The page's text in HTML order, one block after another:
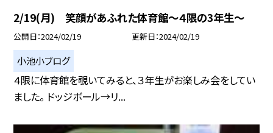
2/19(月) 笑顔があふれた体育館〜４限の3年生〜
公開日 2024/02/19 更新日 2024/02/19
小池小ブログ
４限に体育館を覗いてみると、３年生がお楽しみ会をしてい
ました。 ドッジボール→リ...